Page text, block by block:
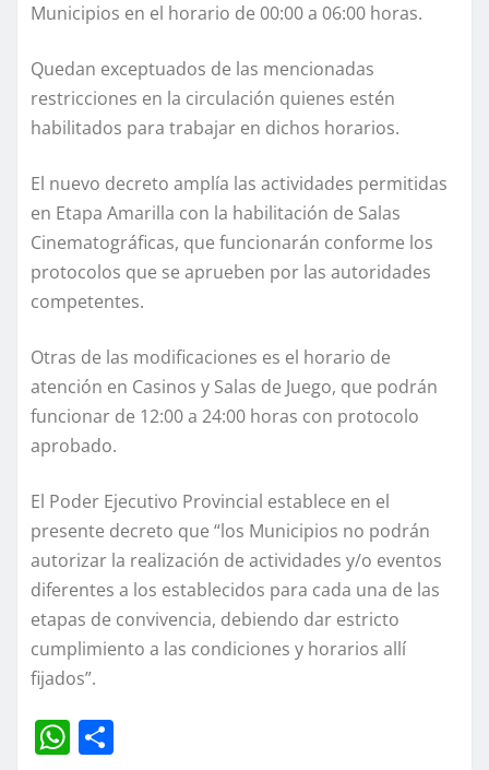
Municipios en el horario de 00:00 a 06:00 horas.
Quedan exceptuados de las mencionadas
restricciones en la circulación quienes estén
habilitados para trabajar en dichos horarios.
El nuevo decreto amplía las actividades permitidas
en Etapa Amarilla con la habilitación de Salas
Cinematográficas, que funcionarán conforme los
protocolos que se aprueben por las autoridades
competentes.
Otras de las modificaciones es el horario de
atención en Casinos y Salas de Juego, que podrán
funcionar de 12:00 a 24:00 horas con protocolo
aprobado.
El Poder Ejecutivo Provincial establece en el
presente decreto que “los Municipios no podrán
autorizar la realización de actividades y/o eventos
diferentes a los establecidos para cada una de las
etapas de convivencia, debiendo dar estricto
cumplimiento a las condiciones y horarios allí
fijados”.
W